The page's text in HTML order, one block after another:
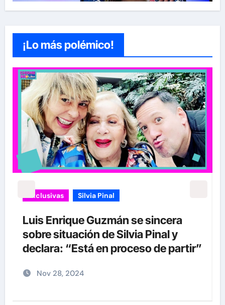
¡Lo más polémico!
Exclusivas Silvia Pinal
Entre lágrimas, asistente de Silvia
Pinal revela nuevos detalles sobre
su salud
Nov 27, 2024